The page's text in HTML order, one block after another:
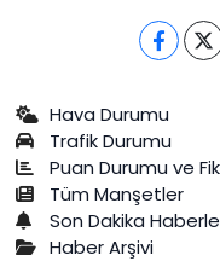
Hava Durumu
Trafik Durumu
Puan Durumu ve
Tüm Manşetler
Son Dakika
Haber Arşivi